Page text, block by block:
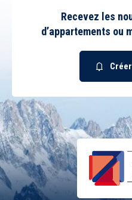
Recevez les
d’appartements ou